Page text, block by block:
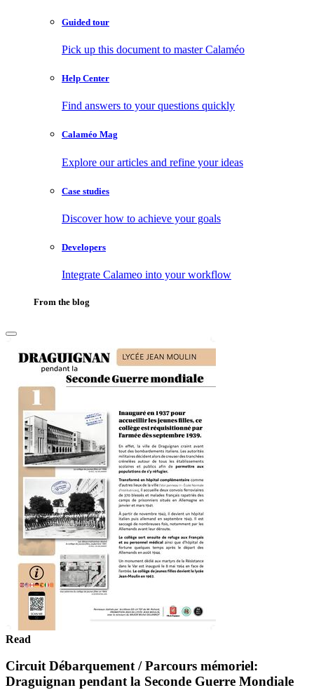
Guided tour
Pick up this document to master Calaméo
Help Center
Find answers to your questions quickly
Calaméo Mag
Explore our articles and refine your ideas
Case studies
Discover how to achieve your goals
Developers
Integrate Calameo into your workflow
From the blog
Read
Circuit Débarquement / Parcours mémoriel:
Draguignan pendant la Seconde Guerre Mondiale​